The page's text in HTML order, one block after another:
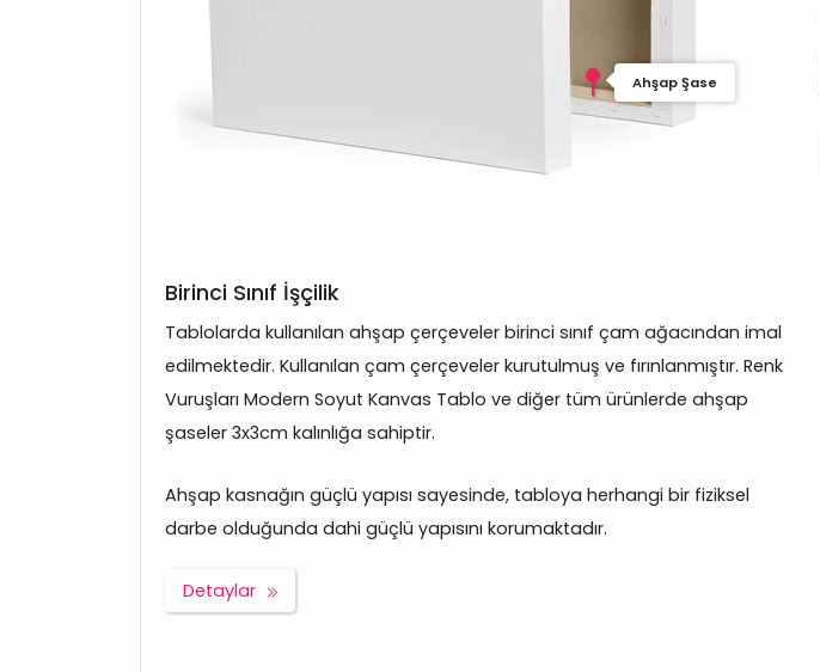
Ahşap Şase
Birinci Sınıf İşçilik
Tablolarda kullanılan ahşap çerçeveler birinci sınıf çam ağacından imal
edilmektedir. Kullanılan çam çerçeveler kurutulmuş ve fırınlanmıştır. Renk
Vuruşları Modern Soyut Kanvas Tablo ve diğer tüm ürünlerde ahşap
şaseler 3x3cm kalınlığa sahiptir.
Ahşap kasnağın güçlü yapısı sayesinde, tabloya herhangi bir fiziksel
darbe olduğunda dahi güçlü yapısını korumaktadır.
Detaylar